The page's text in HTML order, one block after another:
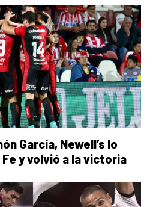
García, Newell’s lo
y volvió a la victoria